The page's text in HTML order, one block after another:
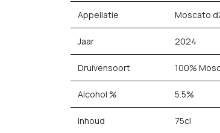
Appellatie Moscato
Jaar 2024
Druivensoort 100%
Alcohol % 5.5%
Inhoud 75cl